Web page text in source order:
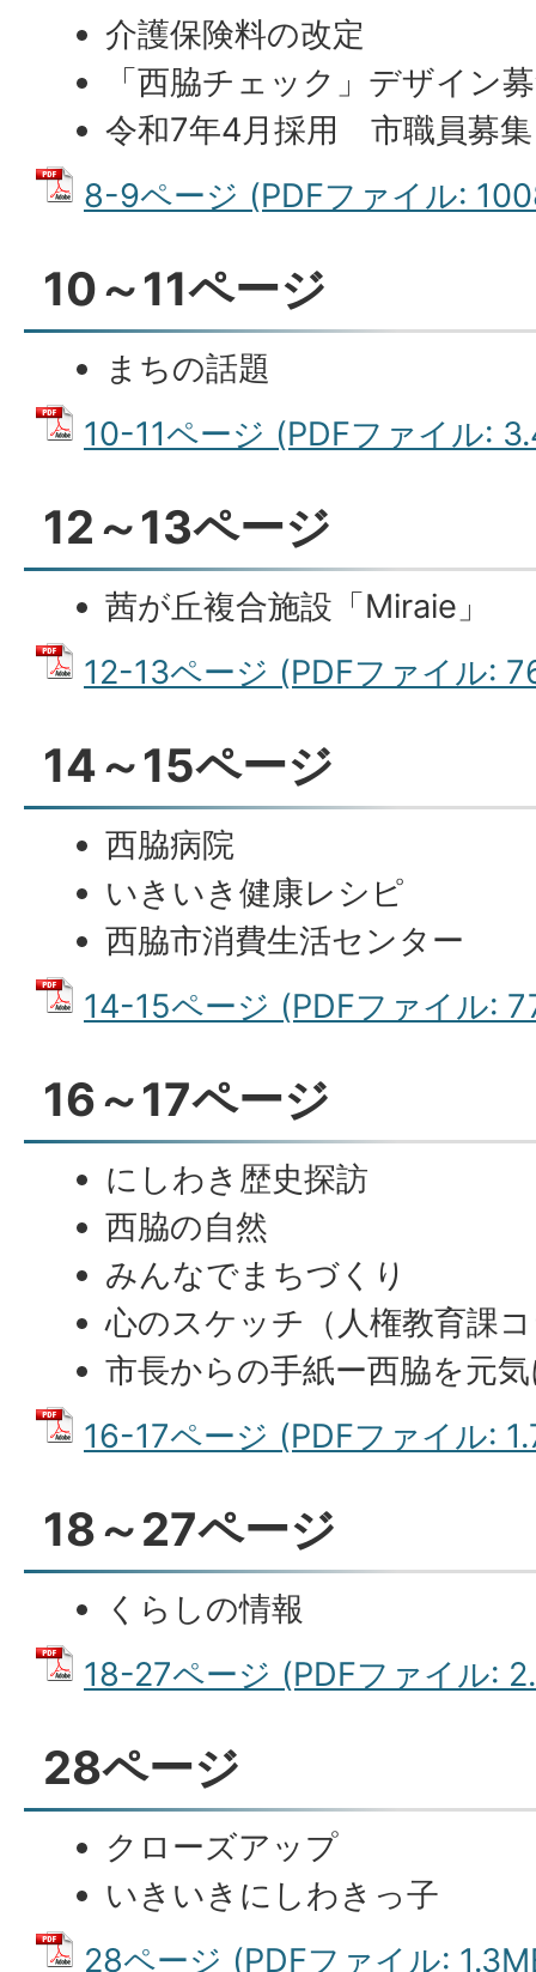
介護保険料の改定
「西脇チェック」デザイン
令和7年4月採用 市職員募集
8-9ページ (PDFファイル:
10～11ページ
まちの話題
10-11ページ (PDFファイル:
12～13ページ
茜が丘複合施設「Miraie」
12-13ページ (PDFファイル:
14～15ページ
西脇病院
いきいき健康レシピ
西脇市消費生活センター
14-15ページ (PDFファイル:
16～17ページ
にしわき歴史探訪
西脇の自然
みんなでまちづくり
心のスケッチ（人権教育課
市長からの手紙ー西脇を元
16-17ページ (PDFファイル:
18～27ページ
くらしの情報
18-27ページ (PDFファイル:
28ページ
クローズアップ
いきいきにしわきっ子
28ページ (PDFファイル: